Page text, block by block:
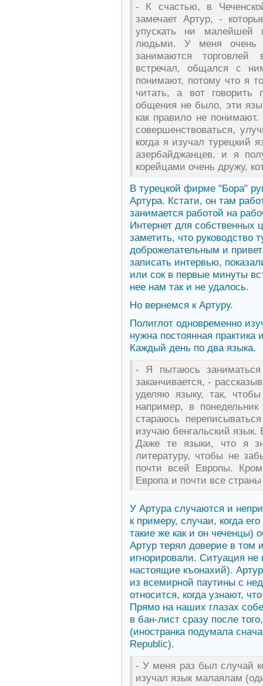
- К счастью, в
замечает Артур, -
упускать ни малейшей
людьми. У меня очень
занимаются
встречал, общался с
понимают, потому что я
читать, а вот говорить
общения не было, эти
как правило не
совершенствоваться,
когда я изучал турецкий
азербайджанцев, и я
корейцами очень дружу,
В турецкой фирме "Бора"
Артура. Кстати, он там
занимается работой на
Интернет для собственных
заметить, что
доброжелательным и
записать интервью,
или сок в первые минуты
нее нам так и не удалось.
Но вернемся к Артуру.
Полиглот одновременно
нужна постоянная
Каждый день по два языка.
- Я пытаюсь
заканчивается, -
уделяю языку, так,
например, в
стараюсь
изучаю бенгальский язык.
Даже те языки, что я
литературу, чтобы не
почти всей Европы.
Европа и почти все
У Артура случаются и
к примеру, случаи, когда
такие же как и он чеченцы)
Артур терял доверие в том
игнорировали. Ситуация не
настоящие къонахий).
из всемирной паутины с
относится, когда узнают,
Прямо на наших глазах
в бан-лист сразу после
(иностранка подумала
Republic).
- У меня раз был случай
изучал язык малаялам